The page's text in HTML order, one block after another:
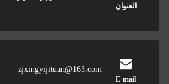
العنوان
E-mail
zjxingyijituan@163.com